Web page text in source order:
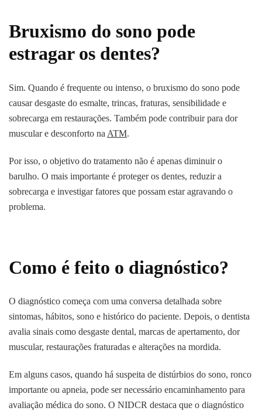
Bruxismo do sono pode
estragar os dentes?
Sim. Quando é frequente ou intenso, o bruxismo do sono pode
causar desgaste do esmalte, trincas, fraturas, sensibilidade e
sobrecarga em restaurações. Também pode contribuir para dor
muscular e desconforto na ATM.
Por isso, o objetivo do tratamento não é apenas diminuir o
barulho. O mais importante é proteger os dentes, reduzir a
sobrecarga e investigar fatores que possam estar agravando o
problema.
Como é feito o diagnóstico?
O diagnóstico começa com uma conversa detalhada sobre
sintomas, hábitos, sono e histórico do paciente. Depois, o dentista
avalia sinais como desgaste dental, marcas de apertamento, dor
muscular, restaurações fraturadas e alterações na mordida.
Em alguns casos, quando há suspeita de distúrbios do sono, ronco
importante ou apneia, pode ser necessário encaminhamento para
avaliação médica do sono. O NIDCR destaca que o diagnóstico